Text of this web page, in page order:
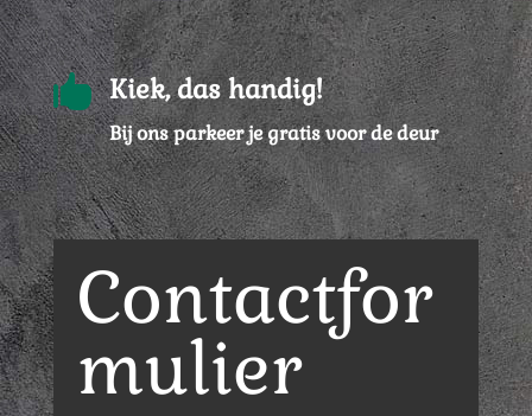
 Kiek, das handig!
Bij ons parkeer je gratis voor de deur
Contactfor
mulier